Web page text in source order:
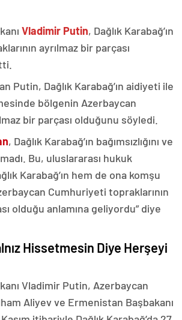
Vladimir Putin, Dağlık Karabağ’ın
ayrılmaz bir parçası
Putin, Dağlık Karabağ’ın aidiyeti ile
bölgenin Azerbaycan
bir parçası olduğunu söyledi.
, Dağlık Karabağ’ın bağımsızlığını ve
Bu, uluslararası hukuk
Karabağ’ın hem de ona komşu
Cumhuriyeti topraklarının
olduğu anlamına geliyordu” diye
Hissetmesin Diye Herşeyi
Vladimir Putin, Azerbaycan
Aliyev ve Ermenistan Başbakanı